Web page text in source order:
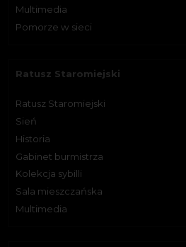
Multimedia
Pomorze w sieci
Ratusz Staromiejski
Ratusz Staromiejski
Sień
Historia
Gabinet burmistrza
Kolekcja sybilli
Sala mieszczańska
Multimedia